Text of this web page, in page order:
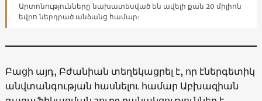
Արտոնությունները նախատեսված են ավելի քան 20 միլիոն
եվրո ներդրած անձանց համար։
Բացի այդ, Բժանիան տեղեկացրել է, որ էներգետիկ
անվտանգության հասնելու համար Աբխազիան